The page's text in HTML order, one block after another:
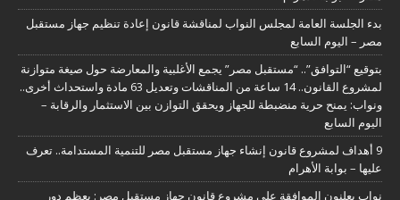
بدء الجلسة العامة لمجلس النواب لمناقشة قانون إعادة تنظيم جهاز مستقبل
مصر – اليوم السابع
بتوقيع “التوافق”.. “مستقبل مصر” يجمع الأغلبية والمعارضة حول صيغة متوازنة
لمشروع القانون.. 14 ساعة من المناقشات وتعديل 63 مادة واستحداث أخرى..
ونواب: يمنح حرية منضبطة للجهاز ويحقق التوازن بين الاستثمار والرقابة –
اليوم السابع
9 أهداف لمشروع قانون إنشاء جهاز مستقبل مصر للتنمية المستدامة.. تعرف
عليها – بوابة الأهرام
نواب يعلنون الموافقة على مشروع قانون جهاز مستقبل مصر: يعظم دور